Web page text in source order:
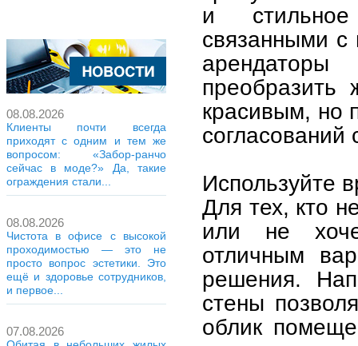
08.08.2026
Клиенты почти всегда
приходят с одним и тем же
вопросом: «Забор-ранчо
сейчас в моде?» Да, такие
ограждения стали...
08.08.2026
Чистота в офисе с высокой
проходимостью — это не
просто вопрос эстетики. Это
ещё и здоровье сотрудников,
и первое...
07.08.2026
и
связанными
красивым, но
согласований
Используйте
Для тех, кто
или не
отличным
решения.
стены
облик